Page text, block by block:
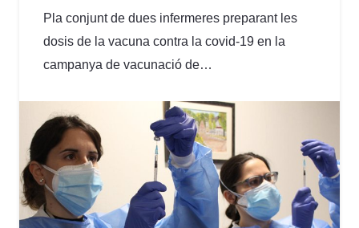
Pla conjunt de dues infermeres preparant les
dosis de la vacuna contra la covid-19 en la
campanya de vacunació de…